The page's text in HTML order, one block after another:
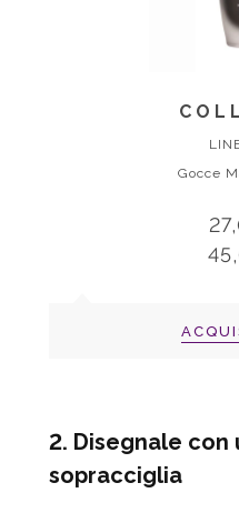
Gocce
2. Disegnale con
sopracciglia